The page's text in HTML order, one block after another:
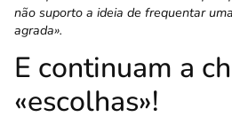
não suporto a ideia de frequentar
agrada».
E continuam a
«escolhas»!